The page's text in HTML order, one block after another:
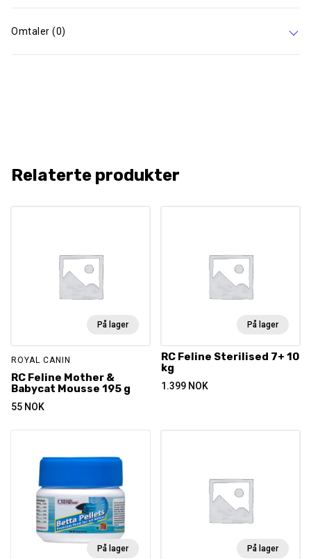
Omtaler (0)
Relaterte produkter
På lager
ROYAL CANIN
RC Feline Mother &
Babycat Mousse 195 g
55 NOK
På lager
RC Feline Sterilised 7+ 10
kg
1.399 NOK
På lager På lager